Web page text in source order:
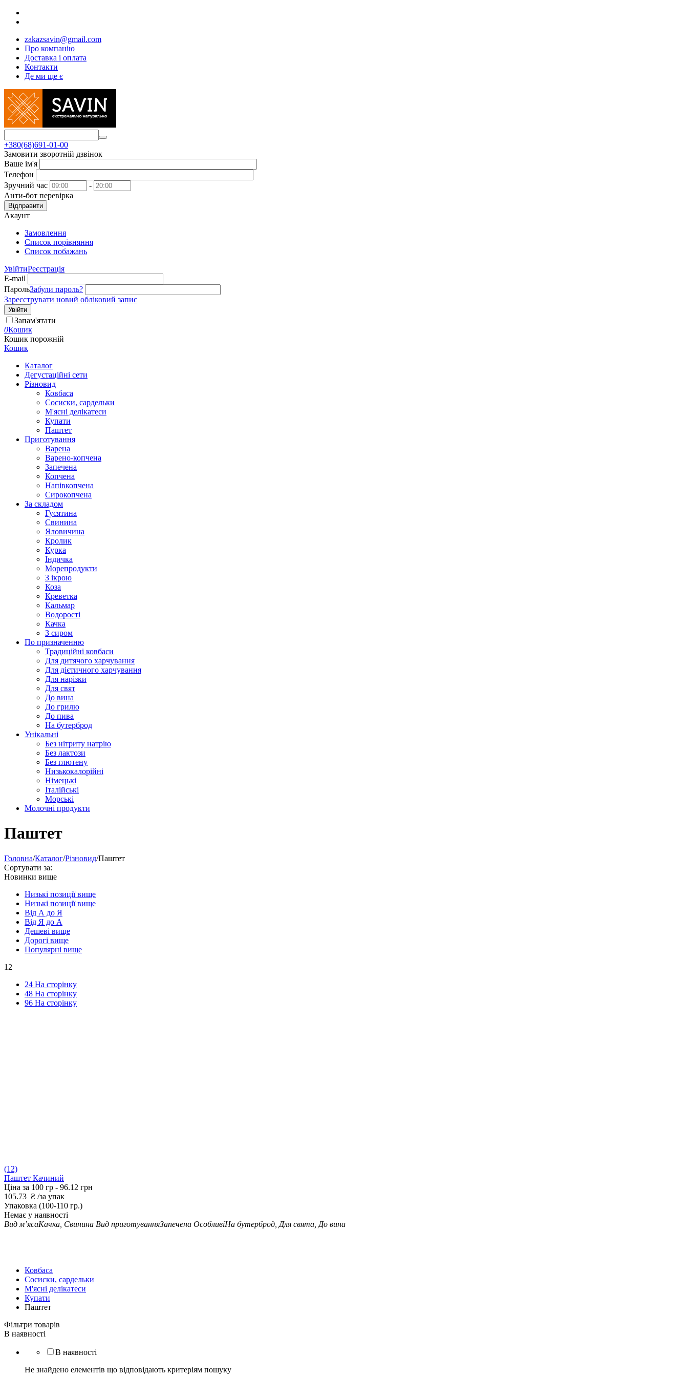
zakazsavin@gmail.com
Про компанію
Доставка і оплата
Контакти
Де ми ще є
+380(68)691-01-00
Замовити зворотній дзвінок
Ваше ім'я
Телефон
Зручний час
-
Анти-бот перевірка
Відправити
Акаунт
Замовлення
Cписок порівняння
Список побажань
УвійтиРеєстрація
E-mail
ПарольЗабули пароль?
Зареєструвати новий обліковий запис
Увійти
Запам'ятати
0Кошик
Кошик порожній
Кошик
Каталог
Дегустаційні сети
Різновид
Ковбаса
Сосиски, сардельки
М'ясні делікатеси
Купати
Паштет
Приготування
Варена
Варено-копчена
Запечена
Копчена
Напівкопчена
Сирокопчена
За складом
Гусятина
Свинина
Яловичина
Кролик
Курка
Індичка
Морепродукти
З ікрою
Коза
Креветка
Кальмар
Водорості
Качка
З сиром
По призначенню
Традиційні ковбаси
Для дитячого харчування
Для дієтичного харчування
Для нарізки
Для свят
До вина
До грилю
До пива
На бутерброд
Унікальні
Без нітриту натрію
Без лактози
Без глютену
Низькокалорійні
Німецькі
Iталійські
Морські
Молочні продукти
Паштет
Головна/Каталог/Різновид/Паштет
Сортувати за:
Новинки вище
Низькі позиції вище
Низькі позиції вище
Від А до Я
Від Я до А
Дешеві вище
Дорогі вище
Популярні вище
12
24 На сторінку
48 На сторінку
96 На сторінку
(12)
Паштет Качиний
Ціна за 100 гр - 96.12 грн
105.73 ₴ /за упак
Упаковка (100-110 гр.)
Немає у наявності
Вид м’ясаКачка, Свинина Вид приготуванняЗапечена ОсобливіНа бутерброд, Для свята, До вина
Ковбаса
Сосиски, сардельки
М'ясні делікатеси
Купати
Паштет
Фільтри товарів
В наявності
В наявності
Не знайдено елементів що відповідають критеріям пошуку